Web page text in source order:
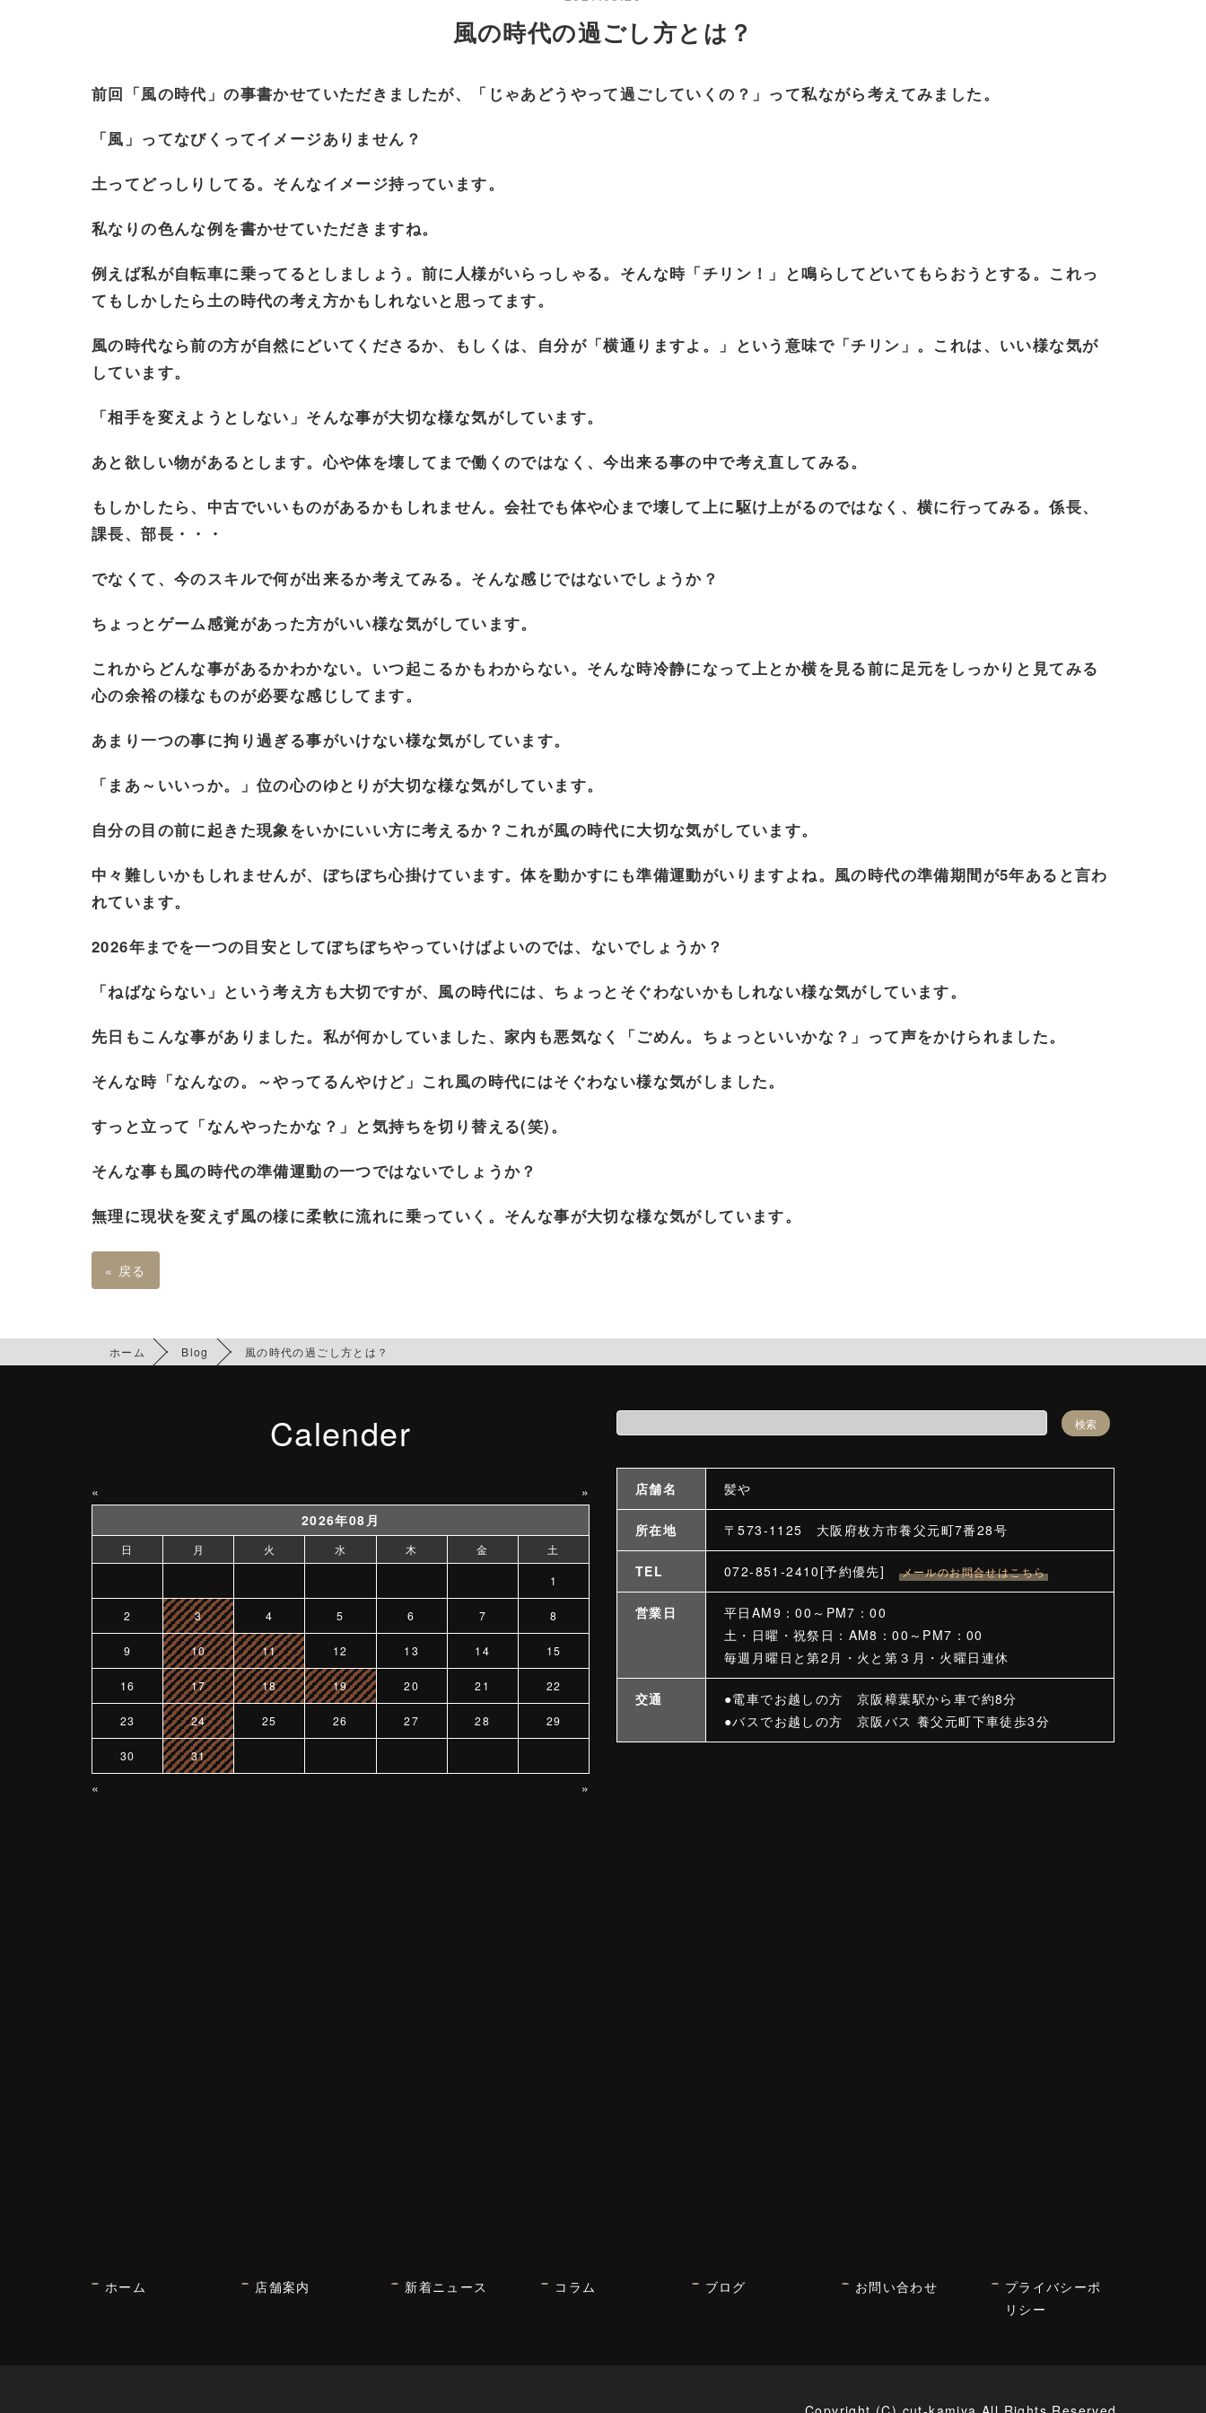
風の時代の過ごし方とは？
前回「風の時代」の事書かせていただきましたが、「じゃあどうやって過ごしていくの？」って私ながら考えてみました。
「風」ってなびくってイメージありません？
土ってどっしりしてる。そんなイメージ持っています。
私なりの色んな例を書かせていただきますね。
例えば私が自転車に乗ってるとしましょう。前に人様がいらっしゃる。そんな時「チリン！」と鳴らしてどいてもらおうとする。これっ
てもしかしたら土の時代の考え方かもしれないと思ってます。
風の時代なら前の方が自然にどいてくださるか、もしくは、自分が「横通りますよ。」という意味で「チリン」。 これは、いい様な気が
しています。
「相手を変えようとしない」そんな事が大切な様な気がしています。
あと欲しい物があるとします。心や体を壊してまで働くのではなく、今出来る事の中で考え直してみる。
もしかしたら、中古でいいものがあるかもしれません。会社でも体や心まで壊して上に駆け上がるのではなく、横に行ってみる。係長、
課長、部長・・・
でなくて、今のスキルで何が出来るか考えてみる。 そんな感じではないでしょうか？
ちょっとゲーム感覚があった方がいい様な気がしています。
これからどんな事があるかわかない。いつ起こるかもわからない。そんな時冷静になって上とか横を見る前に足元をしっかりと見てみる
心の余裕の様なものが必要な感じしてます。
あまり一つの事に拘り過ぎる事がいけない様な気がしています。
「まあ～いいっか。」位の心のゆとりが大切な様な気がしています。
自分の目の前に起きた現象をいかにいい方に考えるか？これが風の時代に大切な気がしています。
中々難しいかもしれませんが、ぼちぼち心掛けています。体を動かすにも準備運動がいりますよね。風の時代の準備期間が5年あると言わ
れています。
2026年までを一つの目安としてぼちぼちやっていけばよいのでは、ないでしょうか？
「ねばならない」という考え方も大切ですが、風の時代には、ちょっとそぐわないかもしれない様な気がしています。
先日もこんな事がありました。私が何かしていました、家内も悪気なく「ごめん。ちょっといいかな？」って声をかけられました。
そんな時「なんなの。～やってるんやけど」これ風の時代にはそぐわない様な気がしました。
すっと立って「なんやったかな？」と気持ちを切り替える(笑)。
そんな事も風の時代の準備運動の一つではないでしょうか？
無理に現状を変えず風の様に柔軟に流れに乗っていく。そんな事が大切な様な気がしています。
« 戻る
ホーム Blog 風の時代の過ごし方とは？
Calender
«
»
2026年08月
日 月 火 水 木 金 土
1
2 3 4 5 6 7 8
9 10 11 12 13 14 15
16 17 18 19 20 21 22
23 24 25 26 27 28 29
30 31
« »
店舗名 髪や
所在地 〒573-1125 大阪府枚方市養父元町7番28号
TEL 072-851-2410[予約優先] メールのお問合せはこちら
営業日
平日AM9：00～PM7：00
土・日曜・祝祭日：AM8：00～PM7：00
毎週月曜日と第2月・火と第３月・火曜日連休
交通
●電車でお越しの方 京阪樟葉駅から車で約8分
●バスでお越しの方 京阪バス 養父元町下車徒歩3分
ホーム 店舗案内 新着ニュース コラム ブログ お問い合わせ
プライバシーポ
リシー